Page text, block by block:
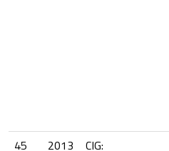
45
2013
CIG: